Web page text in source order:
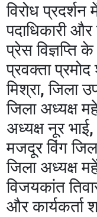
विरोध प्रदर्शन
पदाधिकारी और
प्रेस विज्ञप्ति
प्रवक्ता
मिश्रा, जिला
जिला अध्यक्ष
अध्यक्ष नूर भाई,
मजदूर विंग
जिला अध्यक्ष
विजयकांत
और कार्यकर्ता